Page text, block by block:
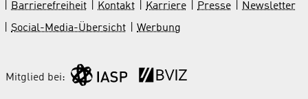
Barrierefreiheit
Kontakt Karriere Presse
Newsletter
Social-Media-Übersicht
Werbung
Mitglied bei: